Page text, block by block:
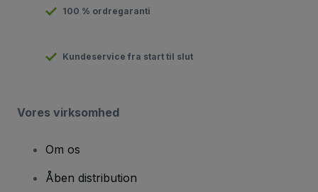
100 % ordregaranti
Kundeservice fra start til slut
Vores virksomhed
Om os
Åben distribution